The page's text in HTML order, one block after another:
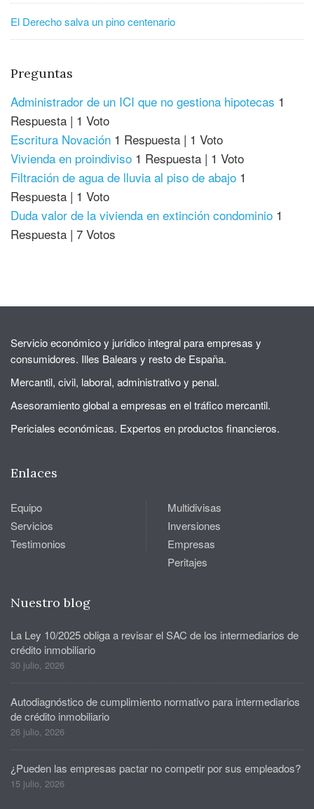
El Derecho salva un pino centenario
Preguntas
Administrador de un ICI que no gestiona hipotecas 1
Respuesta | 1 Voto
Escritura Novación 1 Respuesta | 1 Voto
Vivienda en proindiviso 1 Respuesta | 1 Voto
Filtración de agua de lluvia al piso de abajo 1
Respuesta | 1 Voto
Duda valor de la vivienda en extinción condominio 1
Respuesta | 7 Votos
Servicio económico y jurídico integral para empresas y
consumidores. Illes Balears y resto de España.
Mercantil, civil, laboral, administrativo y penal.
Asesoramiento global a empresas en el tráfico mercantil.
Periciales económicas. Expertos en productos financieros.
Enlaces
Equipo
Servicios
Testimonios
Multidivisas
Inversiones
Empresas
Peritajes
Nuestro blog
La Ley 10/2025 obliga a revisar el SAC de los intermediarios de
crédito inmobiliario
30 julio, 2026
Autodiagnóstico de cumplimiento normativo para intermediarios
de crédito inmobiliario
26 julio, 2026
¿Pueden las empresas pactar no competir por sus empleados?
15 julio, 2026